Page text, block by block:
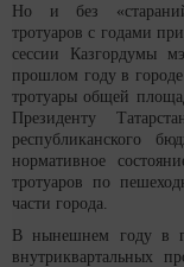
Но и без
тротуаров с годами
сессии Казгордумы
прошлом году в
тротуары общей
Президенту
республиканского
нормативное
тротуаров по
части города.
В нынешнем году в
внутриквартальных